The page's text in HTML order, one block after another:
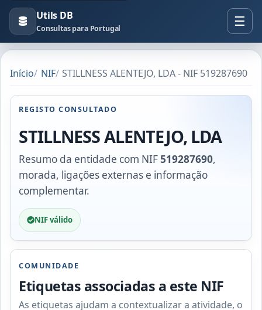
Utils DB
Consultas para Portugal
Início NIF STILLNESS ALENTEJO, LDA - NIF 519287690
REGISTO CONSULTADO
STILLNESS ALENTEJO, LDA
Resumo da entidade com NIF519287690,
morada, ligações externas e informação
complementar.
NIF válido
COMUNIDADE
Etiquetas associadas a este NIF
As etiquetas ajudam a contextualizar a atividade, o